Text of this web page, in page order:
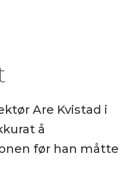
Are Kvistad i
å
før han måtte